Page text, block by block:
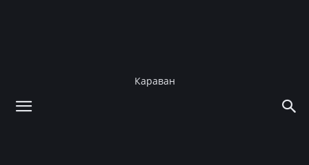
Караван